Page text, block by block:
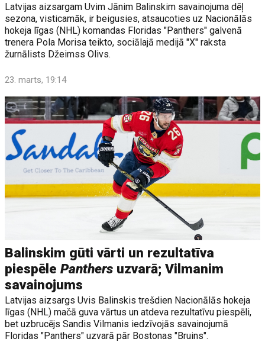
Latvijas aizsargam Uvim Jānim Balinskim savainojuma dēļ
sezona, visticamāk, ir beigusies, atsaucoties uz Nacionālās
hokeja līgas (NHL) komandas Floridas "Panthers" galvenā
trenera Pola Morisa teikto, sociālajā medijā "X" raksta
žurnālists Džeimss Olivs.
23. marts, 19:14
Balinskim gūti vārti un rezultatīva
piespēlePanthers uzvarā; Vilmanim
savainojums
Latvijas aizsargs Uvis Balinskis trešdien Nacionālās hokeja
līgas (NHL) mačā guva vārtus un atdeva rezultatīvu piespēli,
bet uzbrucējs Sandis Vilmanis iedzīvojās savainojumā
Floridas "Panthers" uzvarā pār Bostonas "Bruins".